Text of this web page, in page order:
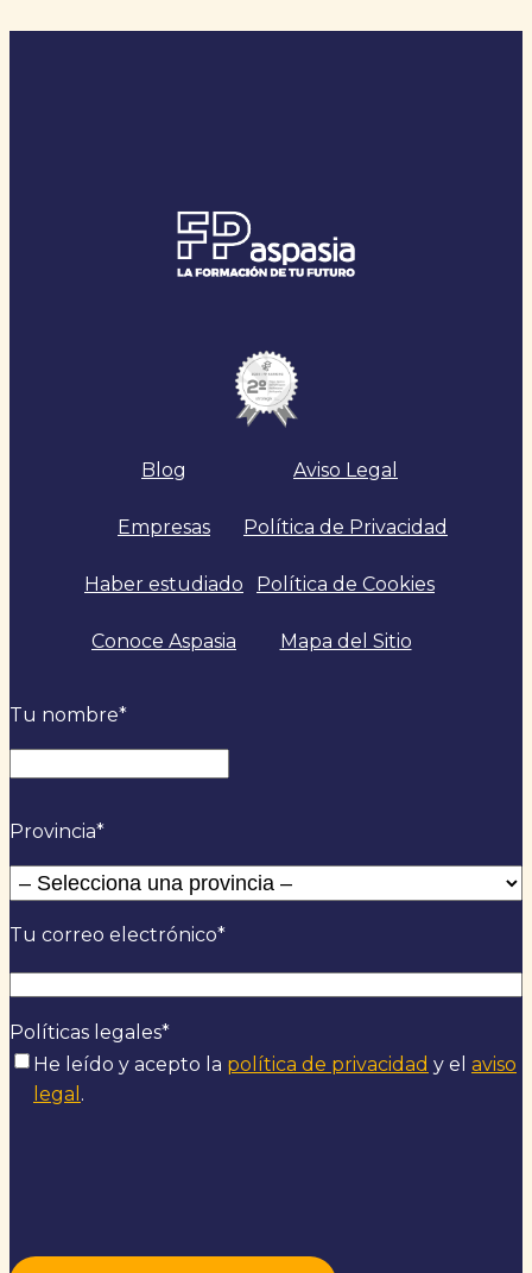
Blog
Empresas
Haber estudiado
Conoce Aspasia
Aviso Legal
Política de Privacidad
Política de Cookies
Mapa del Sitio
Tu nombre*
Provincia*
Tu correo electrónico*
Políticas legales*
He leído y acepto la política de privacidad y el aviso
legal .